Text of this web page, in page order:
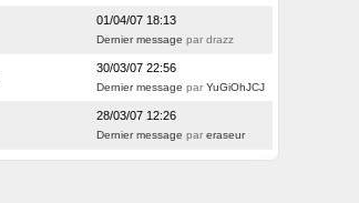
01/04/07 18:13
Dernier message par drazz
30/03/07 22:56
Dernier message parYuGiOhJCJ
28/03/07 12:26
Dernier message pareraseur